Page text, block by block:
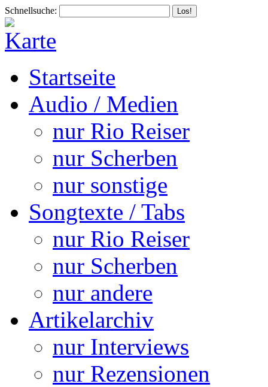
Schnellsuche:
Startseite
Audio / Medien
nur Rio Reiser
nur Scherben
nur sonstige
Songtexte / Tabs
nur Rio Reiser
nur Scherben
nur andere
Artikelarchiv
nur Interviews
nur Rezensionen